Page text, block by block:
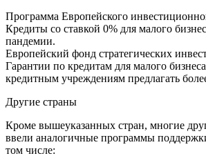
Программа Европейского
Кредиты со ставкой 0% для малого
пандемии.
Европейский фонд стратегических
Гарантии по кредитам для малого
кредитным учреждениям предлагать
Другие страны
Кроме вышеуказанных стран, многие
ввели аналогичные программы
том числе: